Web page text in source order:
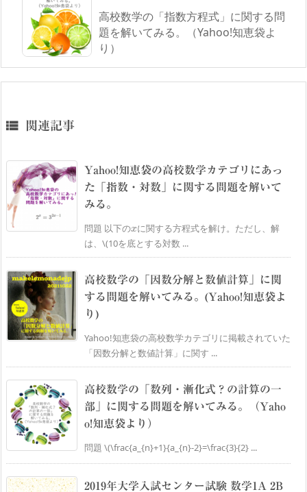
高校数学の「指数方程式」に関する問
題を解いてみる。（Yahoo!知恵袋よ
り）
 関連記事
Yahoo!知恵袋の高校数学カテゴリにあっ
た「指数・対数」に関する問題を解いて
みる。
問題 以 に関 る 方
解
ただし、解
は、\(10を底とする対数 ...
高校数学の「因数分解と数値計算」に関
する問題を解いてみる。(Yahoo!知恵袋よ
り)
Yahoo!知恵袋の高校数学カテゴリに掲載されていた
「因数分解と数値計算」に関す ...
高校数学の「数列・漸化式？の計算の一
部」に関する問題を解いてみる。（Yaho
o!知恵袋より）
問題 \(\frac{a_{n}+1}{a_{n}-2}=\frac{3}{2} ...
2019年大学入試センター試験 数学1A 2B